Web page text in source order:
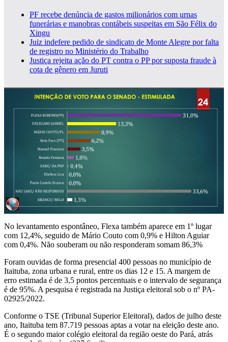
PF recebe denúncia de gastos milionários com urnas
funerárias e manobras contábeis suspeitas em São Félix do
Xingu
Juiz indefere pedido de sindicato de Monte Alegre por falta
de registro no Ministério do Trabalho
Justiça rejeita ação do PT contra o PP por suposta fraude à
cota de gênero em Juruti
No levantamento espontâneo, Flexa também aparece em 1º lugar
com 12,4%, seguido de Mário Couto com 0,9% e Hilton Aguiar
com 0,4%. Não souberam ou não responderam somam 86,3%
Foram ouvidas de forma presencial 400 pessoas no município de
Itaituba, zona urbana e rural, entre os dias 12 e 15. A margem de
erro estimada é de 3,5 pontos percentuais e o intervalo de segurança
é de 95%. A pesquisa é registrada na Justiça eleitoral sob o nº PA-
02925/2022.
Conforme o TSE (Tribunal Superior Eleitoral), dados de julho deste
ano, Itaituba tem 87.719 pessoas aptas a votar na eleição deste ano.
É o segundo maior colégio eleitoral da região oeste do Pará, atrás